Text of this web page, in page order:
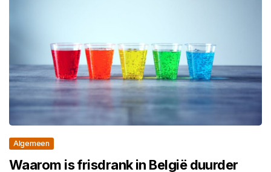
Algemeen
Waarom is frisdrank in België duurder